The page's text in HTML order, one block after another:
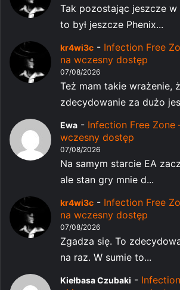
Tak pozostając jeszcze w
to był jeszcze Phenix...
kr4wi3c - Infection Free
na wczesny dostęp
07/08/2026
Też mam takie wrażenie,
zdecydowanie za dużo
Ewa - Infection Free Zone
wczesny dostęp
07/08/2026
Na samym starcie EA
ale stan gry mnie d...
kr4wi3c - Infection Free
na wczesny dostęp
07/08/2026
Zgadza się. To
na raz. W sumie to...
Kiełbasa Czubaki -